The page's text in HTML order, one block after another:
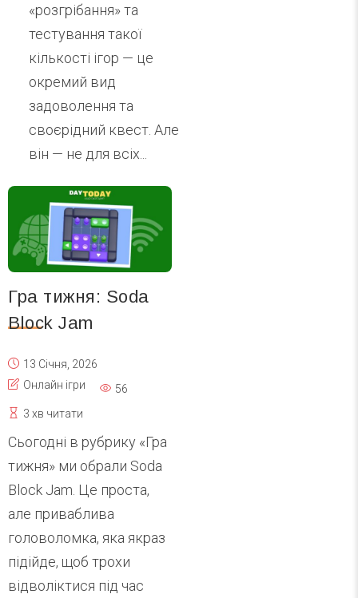
«розгрібання» та
тестування такої
кількості ігор — це
окремий вид
задоволення та
своєрідний квест. Але
він — не для всіх...
Гра тижня: Soda
Block Jam
13 Січня, 2026
Онлайн ігри
56
3 хв читати
Сьогодні в рубрику «Гра
тижня» ми обрали Soda
Block Jam. Це проста,
але приваблива
головоломка, яка якраз
підійде, щоб трохи
відволіктися під час